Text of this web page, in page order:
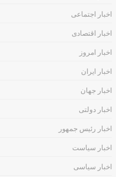
اخبار اجتماعی
اخبار اقتصادی
اخبار امروز
اخبار ایران
اخبار جهان
اخبار دولتی
اخبار رئیس جمهور
اخبار سیاست
اخبار سیاسی